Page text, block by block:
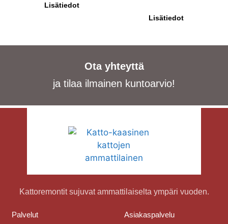
Lisätiedot
Lisätiedot
Ota yhteyttä
ja tilaa ilmainen kuntoarvio!
Kattoremontit sujuvat ammattilaiselta ympäri vuoden.
Palvelut Asiakaspalvelu